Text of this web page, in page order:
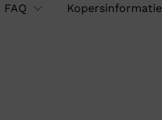
FAQ Kopersinformatie